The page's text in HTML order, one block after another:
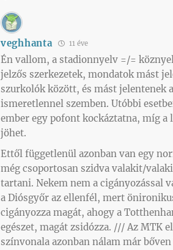
veghhanta 11 éve
Én vallom, a stadionnyelv =/=
jelzős szerkezetek, mondatok mást
szurkolók között, és mást jelentenek
ismeretlennel szemben. Utóbbi
ember egy pofont kockáztatna, míg a
jöhet.
Ettől függetlenül azonban van egy
még csoportosan szidva valakit/
tartani. Nekem nem a cigányozással
a Diósgyőr az ellenfél, mert
cigányozza magát, ahogy a
egészet, magát zsidózza. /// Az MTK
színvonala azonban nálam már